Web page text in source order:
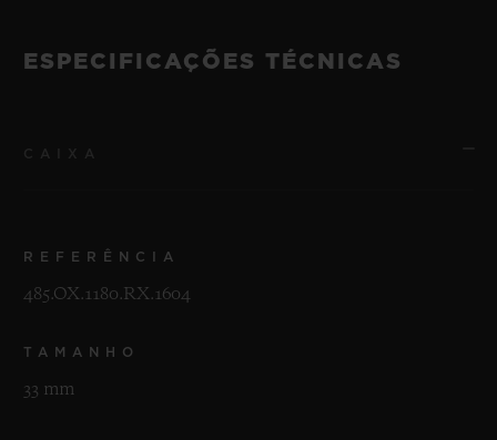
ESPECIFICAÇÕES TÉCNICAS
REFERÊNCIA
485.OX.1180.RX.1604
TAMANHO
33 mm